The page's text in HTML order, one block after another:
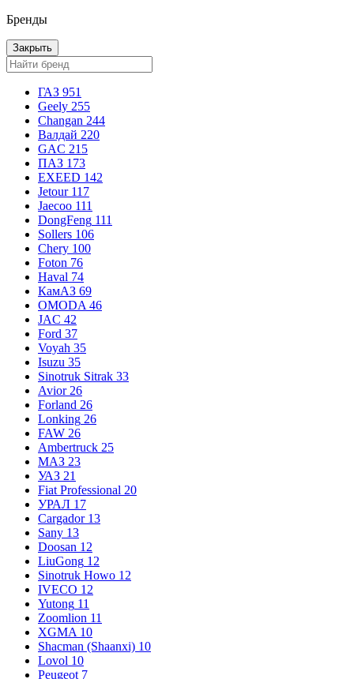
Бренды
Закрыть
ГАЗ 951
Geely 255
Changan 244
Валдай 220
GAC 215
ПАЗ 173
EXEED 142
Jetour 117
Jaecoo 111
DongFeng 111
Sollers 106
Chery 100
Foton 76
Haval 74
КамАЗ 69
OMODA 46
JAC 42
Ford 37
Voyah 35
Isuzu 35
Sinotruk Sitrak 33
Avior 26
Forland 26
Lonking 26
FAW 26
Ambertruck 25
МАЗ 23
УАЗ 21
Fiat Professional 20
УРАЛ 17
Cargador 13
Sany 13
Doosan 12
LiuGong 12
Sinotruk Howo 12
IVECO 12
Yutong 11
Zoomlion 11
XGMA 10
Shacman (Shaanxi) 10
Lovol 10
Peugeot 7